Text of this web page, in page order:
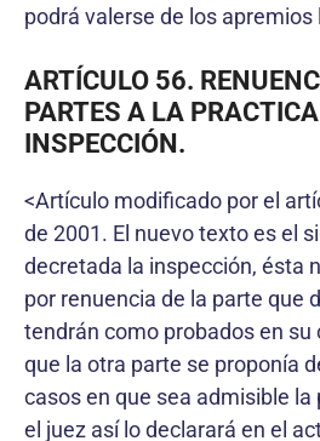
podrá valerse de los apremios
ARTÍCULO 56.
PARTES A LA
INSPECCIÓN.
<Artículo modificado por el
de 2001. El nuevo texto es el
decretada la inspección, ésta
por renuencia de la parte que
tendrán como probados en su
que la otra parte se proponía
casos en que sea admisible la
el juez así lo declarará en el